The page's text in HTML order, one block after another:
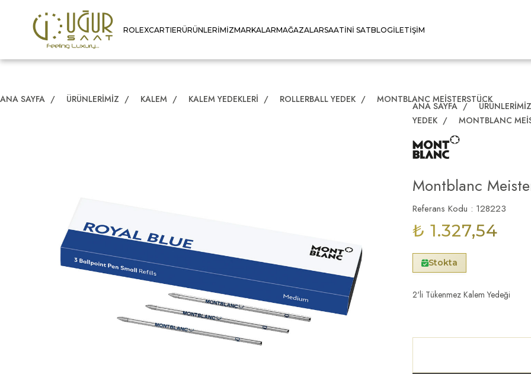
ROLEXCARTIERÜRÜNLERIMIZMARKALARMAĞAZALARSAATINI SATBLOGİLETIŞIM
ANA SAYFA / ÜRÜNLERIMIZ / KALEM / KALEM YEDEKLERI / ROLLERBALL YEDEK / MONTBLANC MEISTERSTÜCK
ANA SAYFA / ÜRÜNLERIMIZ
YEDEK / MONTBLANC
Montblanc
Referans Kodu : 128223
₺ 1.327,54
Stokta
2'li Tükenmez Kalem Yedeği